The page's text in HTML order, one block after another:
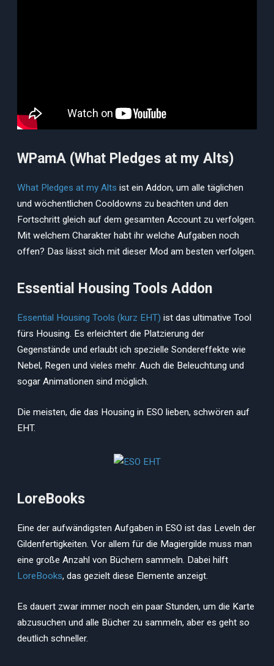
WPamA (What Pledges at my Alts)
What Pledges at my Alts ist ein Addon, um alle täglichen
und wöchentlichen Cooldowns zu beachten und den
Fortschritt gleich auf dem gesamten Account zu verfolgen.
Mit welchem Charakter habt ihr welche Aufgaben noch
offen? Das lässt sich mit dieser Mod am besten verfolgen.
Essential Housing Tools Addon
Essential Housing Tools (kurz EHT) ist das ultimative Tool
fürs Housing. Es erleichtert die Platzierung der
Gegenstände und erlaubt ich spezielle Sondereffekte wie
Nebel, Regen und vieles mehr. Auch die Beleuchtung und
sogar Animationen sind möglich.
Die meisten, die das Housing in ESO lieben, schwören auf
EHT.
LoreBooks
Eine der aufwändigsten Aufgaben in ESO ist das Leveln der
Gildenfertigkeiten. Vor allem für die Magiergilde muss man
eine große Anzahl von Büchern sammeln. Dabei hilft
LoreBooks, das gezielt diese Elemente anzeigt.
Es dauert zwar immer noch ein paar Stunden, um die Karte
abzusuchen und alle Bücher zu sammeln, aber es geht so
deutlich schneller.